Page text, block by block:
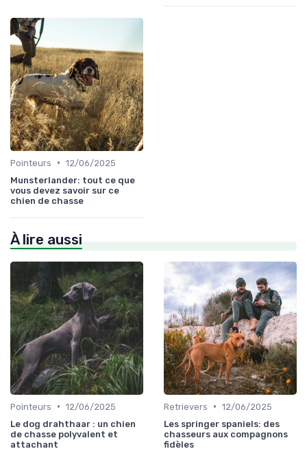
Pointeurs • 12/06/2025
Munsterlander: tout ce que
vous devez savoir sur ce
chien de chasse
À lire aussi
Pointeurs • 12/06/2025
Le dog drahthaar : un chien
de chasse polyvalent et
attachant
Retrievers • 12/06/2025
Les springer spaniels: des
chasseurs aux compagnons
fidèles